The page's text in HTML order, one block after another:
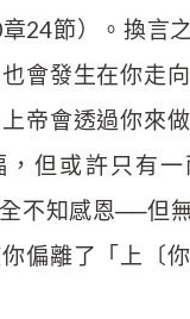
章24節）。換言
會發生在你走
帝會透過你來
，但或許只有
不知感恩──但
偏離了「上〔